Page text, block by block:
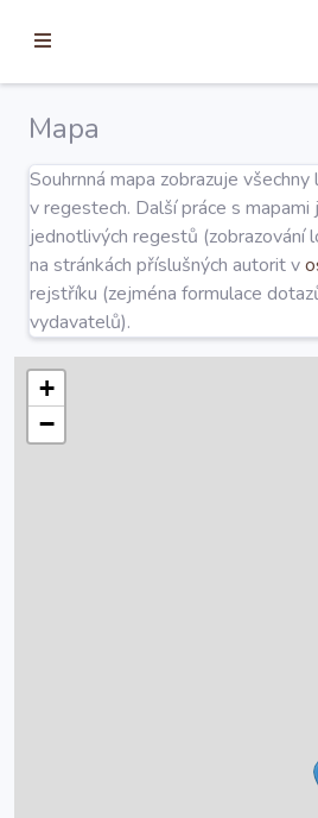
Úvod
Edice
Regesty
Hledat
Mapa
Souhrnná mapa zobrazuje
v regestech. Další práce s mapami
jednotlivých regestů (zobrazování
na stránkách příslušných autorit v
rejstříku (zejména formulace
vydavatelů).
+
−